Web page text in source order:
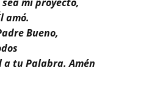
amó.
Bueno,
a tu Palabra. Amén